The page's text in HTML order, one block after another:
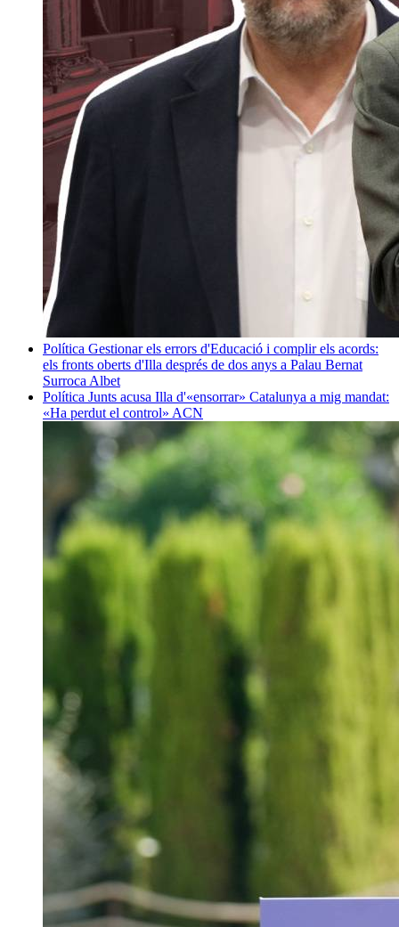
Política Gestionar els errors d'Educació i complir els acords:
els fronts oberts d'Illa després de dos anys a Palau Bernat
Surroca Albet
Política Junts acusa Illa d'«ensorrar» Catalunya a mig mandat:
«Ha perdut el control» ACN